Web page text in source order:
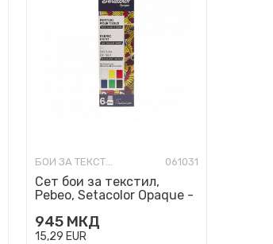
БОИ ЗА ТЕКСТИЛ 061031
Сет бои за текстил,
Pebeo, Setacolor Opaque -
945 МКД
15,29 EUR